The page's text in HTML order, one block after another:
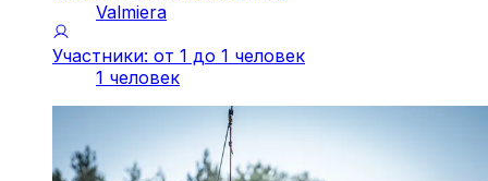
Valmiera
Участники: от 1 до 1 человек
1 человек